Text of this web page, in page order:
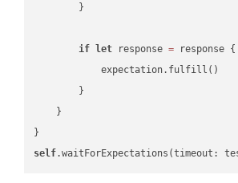
        }
if let response = response {
            expectation.fulfill()
        }
    }
self.waitForExpectations(timeout: